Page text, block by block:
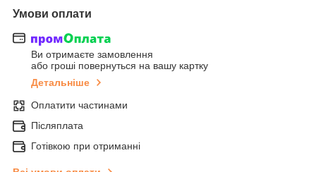
Умови оплати
Ви отримаєте замовлення
або гроші повернуться на вашу картку
Детальніше
Оплатити частинами
Післяплата
Готівкою при отриманні